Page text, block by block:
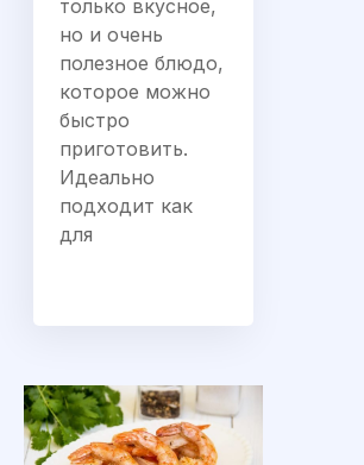
только вкусное,
но и очень
полезное блюдо,
которое можно
быстро
приготовить.
Идеально
подходит как
для